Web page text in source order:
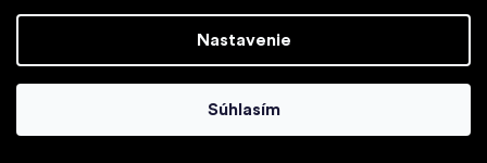
Nastavenie
Súhlasím
Obľúbené značky
Vivobarefoot
Xero Shoes